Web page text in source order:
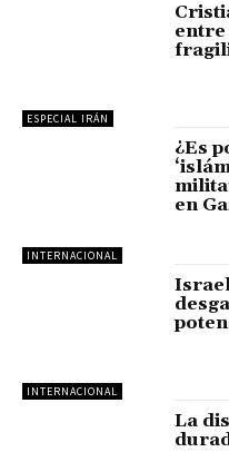
ESPECIAL IRÁN
entre
INTERNACIONAL
¿Es
en
INTERNACIONAL
La